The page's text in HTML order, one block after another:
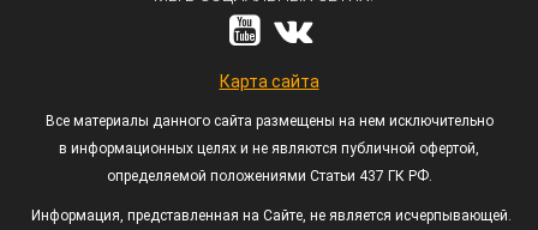
Карта сайта
Все материалы данного сайта размещены на нем исключительно
в информационных целях и не являются публичной офертой,
определяемой положениями Статьи 437 ГК РФ.
Информация, представленная на Сайте, не является исчерпывающей.